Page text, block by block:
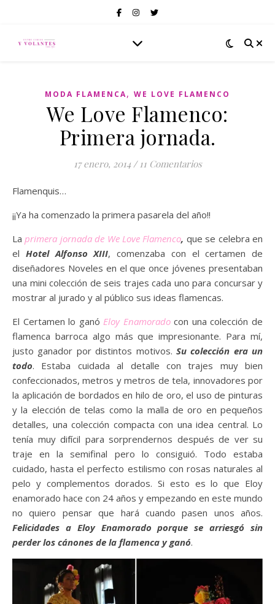
MODA FLAMENCA, WE LOVE FLAMENCO
We Love Flamenco:
Primera jornada.
17 enero, 2014 / 11 Comentarios
Flamenquis…
¡¡Ya ha comenzado la primera pasarela del año!!
Laprimera jornada de We Love Flamenco, que se celebra en
el Hotel Alfonso XIII, comenzaba con el certamen de
diseñadores Noveles en el que once jóvenes presentaban
una mini colección de seis trajes cada uno para concursar y
mostrar al jurado y al público sus ideas flamencas.
El Certamen lo ganóEloy Enamoradocon una colección de
flamenca barroca algo más que impresionante. Para mí,
justo ganador por distintos motivos. Su colección era un
todo. Estaba cuidada al detalle con trajes muy bien
confeccionados, metros y metros de tela, innovadores por
la aplicación de bordados en hilo de oro, el uso de pinturas
y la elección de telas como la malla de oro en pequeños
detalles, una colección compacta con una idea central. Lo
tenía muy difícil para sorprendernos después de ver su
traje en la semifinal pero lo consiguió. Todo estaba
cuidado, hasta el perfecto estilismo con rosas naturales al
pelo y complementos dorados. Si esto es lo que Eloy
enamorado hace con 24 años y empezando en este mundo
no quiero pensar que hará cuando pasen unos años.
Felicidades a Eloy Enamorado porque se arriesgó sin
perder los cánones de la flamenca y ganó.